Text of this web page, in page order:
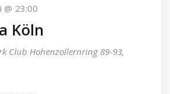
Köln
@ 23:00
Club Hohenzollernring 89-93,